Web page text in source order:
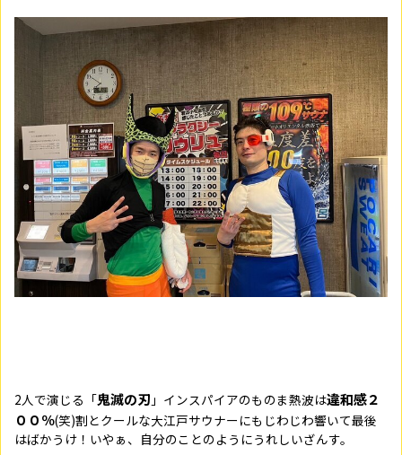
2人で演じる「鬼滅の刃 」インスパイアのものま熱波は違和感２
００％(笑)割とクールな大江戸サウナーにもじわじわ響いて最後
はばかうけ！いやぁ、自分のことのようにうれしいざんす。